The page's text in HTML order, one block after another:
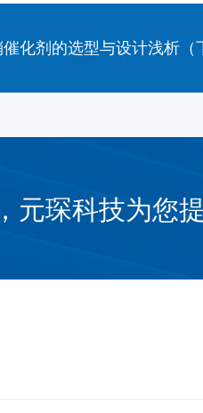
化剂的选型与设计浅析（
元琛科技为您